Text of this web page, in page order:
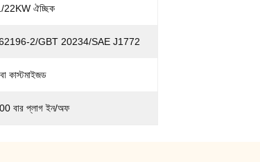
22KW ঐচ্ছিক
2/GBT 20234/SAE J1772
কাস্টমাইজড
বার প্লাগ ইন/অফ